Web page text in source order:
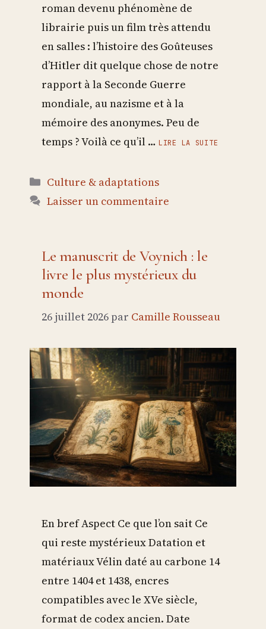
roman devenu phénomène de
librairie puis un film très attendu
en salles : l’histoire des Goûteuses
d’Hitler dit quelque chose de notre
rapport à la Seconde Guerre
mondiale, au nazisme et à la
mémoire des anonymes. Peu de
temps ? Voilà ce qu’il … LIRE LA SUITE
Catégories
Culture & adaptations
Laisser un commentaire
Le manuscrit de Voynich : le
livre le plus mystérieux du
monde
26 juillet 2026 par Camille Rousseau
En bref Aspect Ce que l’on sait Ce
qui reste mystérieux Datation et
matériaux Vélin daté au carbone 14
entre 1404 et 1438, encres
compatibles avec le XVe siècle,
format de codex ancien. Date